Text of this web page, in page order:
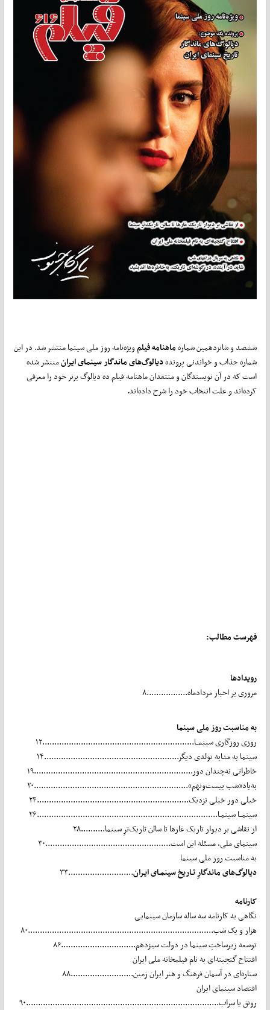
ششصد و شانزدهمین شمارهماهنامه فیلمویژه‌نامه روز ملی سینما منتشر شد. در این
شماره جذاب و خواندنی پروندهدیالوگ‌های ماندگار سینمای ایرانمنتشر شده
است که در آن نویسندگان و منتقدان ماهنامه فیلم ده دیالوگ برتر خود را معرفی
کرده‌اند و علت انتخاب خود را شرح داده‌اند.
فهرست مطالب:
رویدادها
مروری بر اخبار مردادماه.................۸
به مناسبت روز ملی سینما
روزی روزگاری سینمــا...............................................................۱۲
سینما به مثـابه تولدی دیگر........................................................۱۴
خاطراتی نه‌چندان دور..................................................................۱۹
به‌یاد‌«شب بیست‌و‌نهم»................................................................۲۰
خیلی دور خیلی نزدیک...............................................................۲۴
سینمــا سینمـا...........................................................................۲۶
از نقاشی بر دیوار تاریک غارها تا سالن تاریک‌ترِ سینما..........۲۸
سینمای ملی، مسئله این است....................................................۳۰
به مناسبت روز ملی سینما
دیالوگ‌های ماندگارِ تـاریخ سینمـای ایـران...........................۳۳
کارنامه
نگاهی به کارنامه سه ساله سازمان سینمایی
هزار و یک شب.............................................................................۸۰
توسعه زیرساختِ سینما در دولت سیزدهم...............................۸۶
افتتاح گنجینه‌ای به نام فیلمخانه ملی ایران
ستاره‌ای در آسمان فرهنگ و هنر ایران زمین..........................۸۸
اقتصاد سینمای ایران
رونق یا سراب................................................................................۹۰